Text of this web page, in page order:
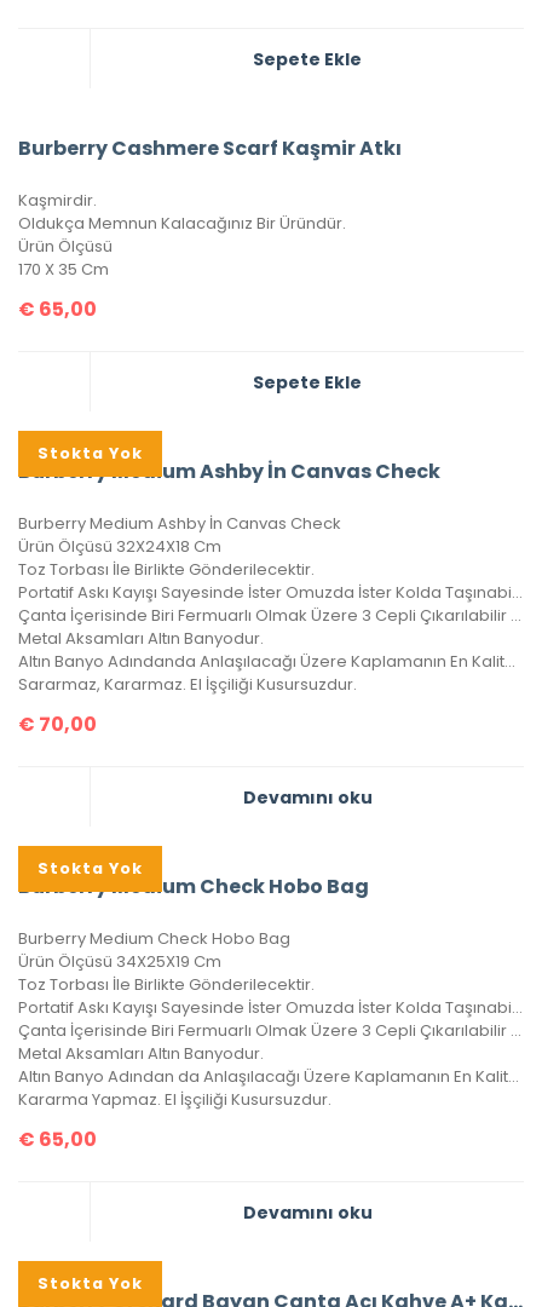
Sepete Ekle
Burberry Cashmere Scarf Kaşmir Atkı
Kaşmirdir.
Oldukça Memnun Kalacağınız Bir Üründür.
Ürün Ölçüsü
170 X 35 Cm
€ 65,00
Sepete Ekle
Stokta Yok
Burberry Medium Ashby İn Canvas Check
Burberry Medium Ashby İn Canvas Check
Ürün Ölçüsü 32X24X18 Cm
Toz Torbası İle Birlikte Gönderilecektir.
Portatif Askı Kayışı Sayesinde İster Omuzda İster Kolda Taşınabilir.
Çanta İçerisinde Biri Fermuarlı Olmak Üzere 3 Cepli Çıkarılabilir Cüzdan Vardır.
Metal Aksamları Altın Banyodur.
Altın Banyo Adındanda Anlaşılacağı Üzere Kaplamanın En Kaliteli Olanıdır.
Sararmaz, Kararmaz. El İşçiliği Kusursuzdur.
€ 70,00
Devamını oku
Stokta Yok
Burberry Medium Check Hobo Bag
Burberry Medium Check Hobo Bag
Ürün Ölçüsü 34X25X19 Cm
Toz Torbası İle Birlikte Gönderilecektir.
Portatif Askı Kayışı Sayesinde İster Omuzda İster Kolda Taşınabilir.
Çanta İçerisinde Biri Fermuarlı Olmak Üzere 3 Cepli Çıkarılabilir Cüzdanı Vardır.
Metal Aksamları Altın Banyodur.
Altın Banyo Adından da Anlaşılacağı Üzere Kaplamanın En Kaliteli Olanıdır.
Kararma Yapmaz. El İşçiliği Kusursuzdur.
€ 65,00
Devamını oku
Stokta Yok